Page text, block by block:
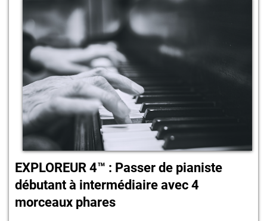
EXPLOREUR 4™ : Passer de pianiste
débutant à intermédiaire avec 4
morceaux phares